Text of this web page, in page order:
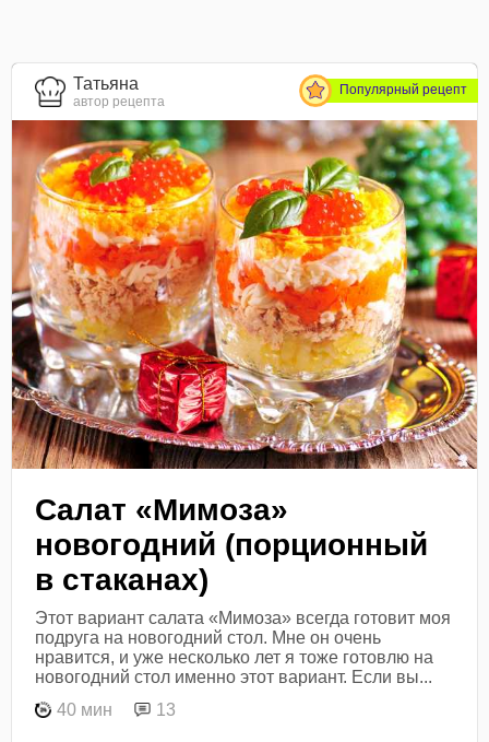
Татьяна
автор рецепта
Популярный рецепт
Салат «Мимоза»
новогодний (порционный
в стаканах)
Этот вариант салата «Мимоза» всегда готовит моя
подруга на новогодний стол. Мне он очень
нравится, и уже несколько лет я тоже готовлю на
новогодний стол именно этот вариант. Если вы...
40 мин
13